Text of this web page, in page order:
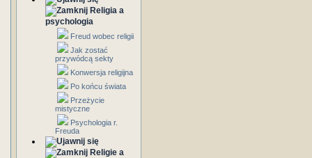
Religia a
psychologia
Freud wobec religii
Jak zostać
przywódcą sekty
Konwersja religijna
Po końcu świata
Przeżycie
mistyczne
Psychologia r.
Freuda
Religie a